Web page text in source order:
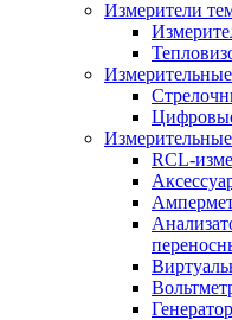
Измерители
RCL-